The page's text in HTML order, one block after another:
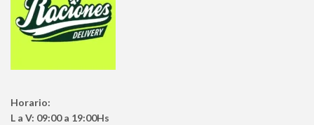
Horario:
L a V: 09:00 a 19:00Hs